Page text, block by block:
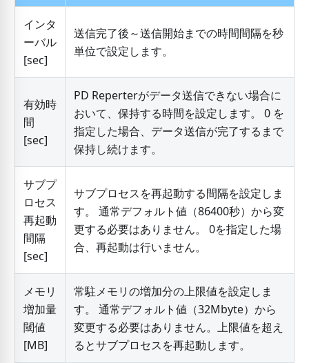
インタ
ーバル
[sec]
送信完了後～送信開始までの時間間隔を秒
単位で設定します。
有効時
間
[sec]
PD Reperterがデータ送信できない場合に
おいて、保持する時間を設定します。 0 を
指定した場合、データ送信が完了するまで
保持し続けます。
サブプ
ロセス
再起動
間隔
[sec]
サブプロセスを再起動する間隔を設定しま
す。 通常デフォルト値（86400秒）から変
更する必要はありません。 0を指定した場
合、再起動は行いません。
メモリ
増加量
閾値
[MB]
常駐メモリの増加分の上限値を設定しま
す。 通常デフォルト値（32Mbyte）から
変更する必要はありません。上限値を超え
るとサブプロセスを再起動します。